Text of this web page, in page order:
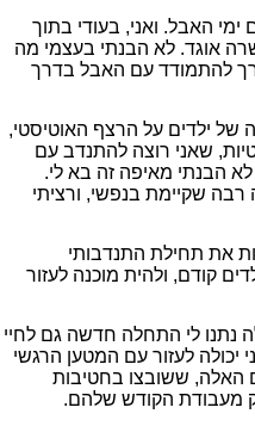
האבל. ואני, בעודי בתוך
אוגד. לא הבנתי בעצמי מה
להתמודד עם האבל בדרך
ילדים על הרצף האוטיסטי,
שאני רוצה להתנדב עם
הבנתי מאיפה זה בא לי.
שקיימת בנפשי, ורציתי
את תחילת התנדבותי
קודם, ולהית מוכנה לעזור
נתנו לי התחלה חדשה גם לחיי
יכולה לעזור עם המטען הרגשי
האלה, ששובצו בחטיבות
מעבודת הקודש שלהם.